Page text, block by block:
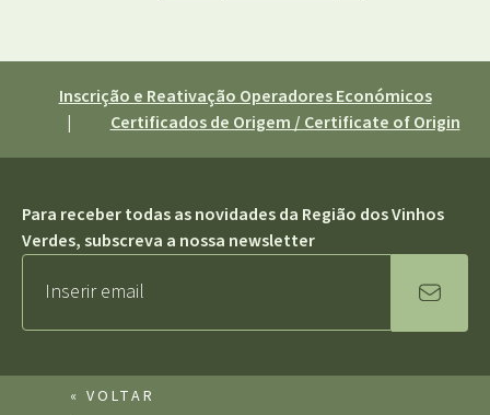
Inscrição e Reativação Operadores Económicos
|
Certificados de Origem / Certificate of Origin
Para receber todas as novidades da Região dos Vinhos
Verdes, subscreva a nossa newsletter
« VOLTAR